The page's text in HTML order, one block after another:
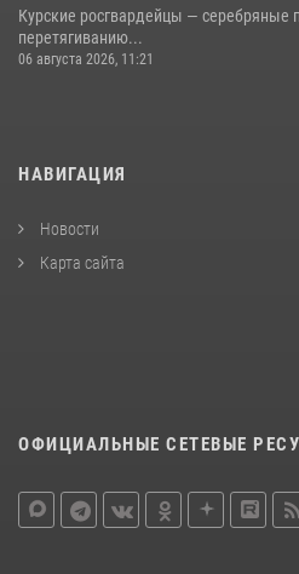
Курские росгвардейцы — серебряные
перетягиванию...
06 августа 2026, 11:21
НАВИГАЦИЯ
Новости
Карта сайта
ОФИЦИАЛЬНЫЕ СЕТЕВЫЕ